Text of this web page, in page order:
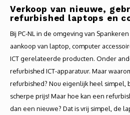
Verkoop van nieuwe,
refurbished laptops en
Bij PC-NL in de omgeving van
aankoop van laptop, computer
ICT gerelateerde producten. Onder
refurbished ICT-apparatuur. Maar
refurbished? Nou eigenlijk heel simpel,
scherpe prijs! Maar hoe kan een
dan een nieuwe? Dat is vrij simpel, de